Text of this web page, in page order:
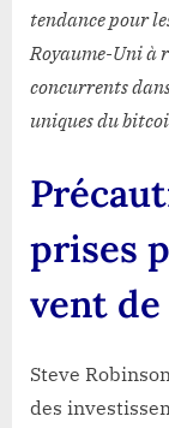
tendance pour
Royaume-Uni à
concurrents
uniques du
prises
vent
Steve
des